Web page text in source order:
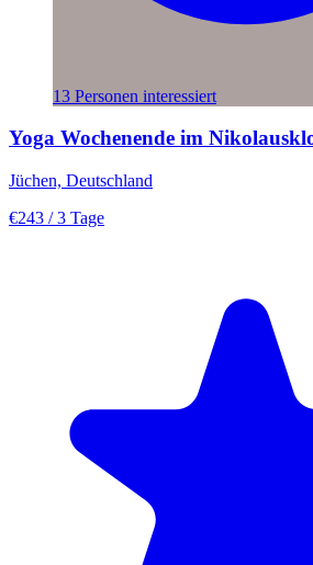
13 Personen interessiert
Yoga Wochenende im
Jüchen, Deutschland
€243 / 3 Tage